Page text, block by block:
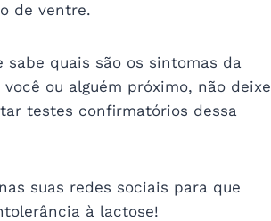
de ventre.
sabe quais são os sintomas da
ou alguém próximo, não deixe
testes confirmatórios dessa
suas redes sociais para que
à lactose!